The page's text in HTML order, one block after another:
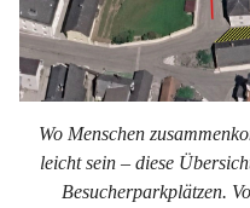
Wo Menschen
leicht sein – diese
Besucherparkplätzen.